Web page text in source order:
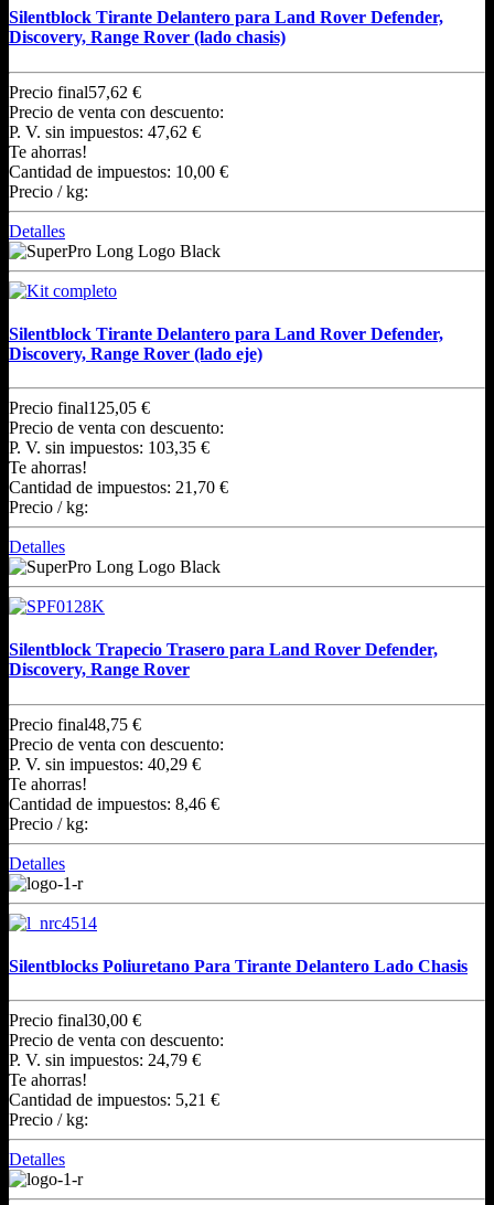
Silentblock Tirante Delantero para Land Rover Defender,
Discovery, Range Rover (lado chasis)
Precio final57,62 €
Precio de venta con descuento:
P. V. sin impuestos: 47,62 €
Te ahorras!
Cantidad de impuestos: 10,00 €
Precio / kg:
Detalles
Silentblock Tirante Delantero para Land Rover Defender,
Discovery, Range Rover (lado eje)
Precio final125,05 €
Precio de venta con descuento:
P. V. sin impuestos: 103,35 €
Te ahorras!
Cantidad de impuestos: 21,70 €
Precio / kg:
Detalles
Silentblock Trapecio Trasero para Land Rover Defender,
Discovery, Range Rover
Precio final48,75 €
Precio de venta con descuento:
P. V. sin impuestos: 40,29 €
Te ahorras!
Cantidad de impuestos: 8,46 €
Precio / kg:
Detalles
Silentblocks Poliuretano Para Tirante Delantero Lado Chasis
Precio final30,00 €
Precio de venta con descuento:
P. V. sin impuestos: 24,79 €
Te ahorras!
Cantidad de impuestos: 5,21 €
Precio / kg:
Detalles